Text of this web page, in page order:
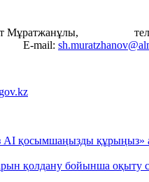
Мұратжанұлы,
AI қосымшаңызды құрыңыз»
қолдану бойынша оқыту